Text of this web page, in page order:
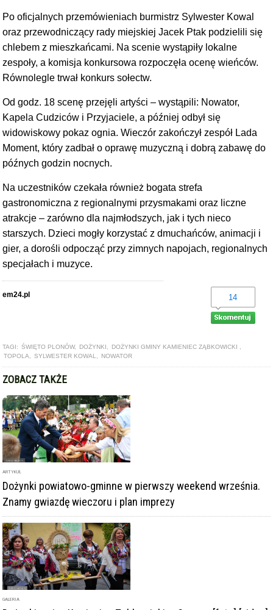
Po oficjalnych przemówieniach burmistrz Sylwester Kowal
oraz przewodniczący rady miejskiej Jacek Ptak podzielili się
chlebem z mieszkańcami. Na scenie wystąpiły lokalne
zespoły, a komisja konkursowa rozpoczęła ocenę wieńców.
Równolegle trwał konkurs sołectw.
Od godz. 18 scenę przejęli artyści – wystąpili: Nowator,
Kapela Cudziców i Przyjaciele, a później odbył się
widowiskowy pokaz ognia. Wieczór zakończył zespół Lada
Moment, który zadbał o oprawę muzyczną i dobrą zabawę do
późnych godzin nocnych.
Na uczestników czekała również bogata strefa
gastronomiczna z regionalnymi przysmakami oraz liczne
atrakcje – zarówno dla najmłodszych, jak i tych nieco
starszych. Dzieci mogły korzystać z dmuchańców, animacji i
gier, a dorośli odpocząć przy zimnych napojach, regionalnych
specjałach i muzyce.
em24.pl 14
TAGI: ŚWIĘTO PLONÓW, DOŻYNKI DOŻYNKI GMINY KAMIENIEC ZĄBKOWICKI
TOPOLA
SYLWESTER KOWAL NOWATOR
ZOBACZ TAKŻE
ARTYKUŁ
Dożynki powiatowo-gminne w pierwszy weekend września.
Znamy gwiazdę wieczoru i plan imprezy
GALERIA